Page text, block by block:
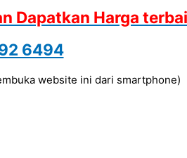
Dapatkan Harga
6494
website ini dari smartphone)